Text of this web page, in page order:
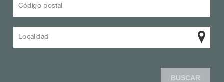
Código postal
Localidad
BUSCAR